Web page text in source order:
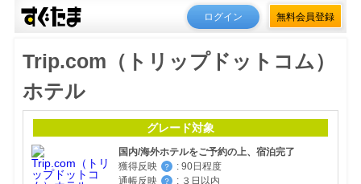
ログイン 無料会員登録
Trip.com（トリップドットコム）
ホテル
グレード対象
国内/海外ホテルをご予約の上、宿泊完了
獲得反映
？ : 90日程度
通帳反映
？ : ３日以内